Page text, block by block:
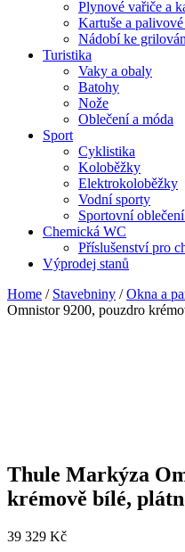
Plynové vařiče a
Kartuše a
Nádobí ke
Turistika
Vaky a obaly
Batohy
Nože
Oblečení a móda
Sport
Cyklistika
Koloběžky
Elektrokoloběžky
Vodní sporty
Sportovní
Chemická WC
Příslušenství pro
Výprodej stanů
Home / Stavebniny /Okna a
Omnistor 9200, pouzdro
Thule Markýza
krémově bílé,
39 329 Kč